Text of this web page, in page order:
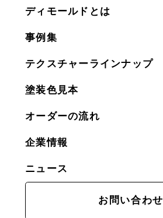
ディモールドとは
事例集
テクスチャーラインナップ
塗装色見本
オーダーの流れ
企業情報
ニュース
お問い合わせ